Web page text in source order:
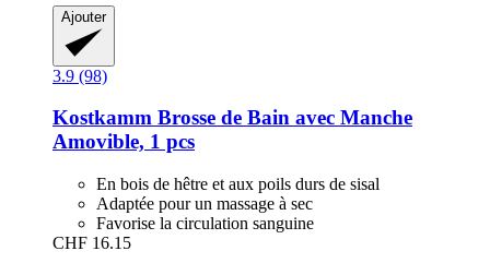
Ajouter
3.9 (98)
Kostkamm Brosse de Bain avec Manche
Amovible, 1 pcs
En bois de hêtre et aux poils durs de sisal
Adaptée pour un massage à sec
Favorise la circulation sanguine
CHF 16.15